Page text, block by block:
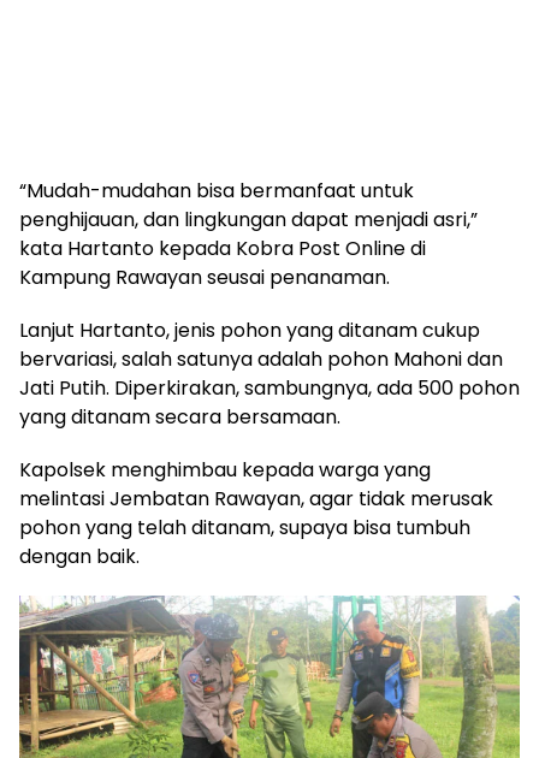
“Mudah-mudahan bisa bermanfaat untuk
penghijauan, dan lingkungan dapat menjadi asri,”
kata Hartanto kepada Kobra Post Online di
Kampung Rawayan seusai penanaman.
Lanjut Hartanto, jenis pohon yang ditanam cukup
bervariasi, salah satunya adalah pohon Mahoni dan
Jati Putih. Diperkirakan, sambungnya, ada 500 pohon
yang ditanam secara bersamaan.
Kapolsek menghimbau kepada warga yang
melintasi Jembatan Rawayan, agar tidak merusak
pohon yang telah ditanam, supaya bisa tumbuh
dengan baik.